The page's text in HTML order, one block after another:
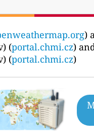
)
(portal.chmi.cz)
(portal.chmi.cz)